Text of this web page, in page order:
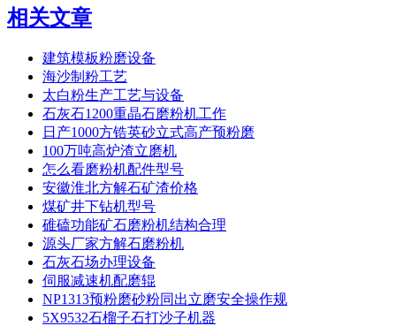
相关文章
建筑模板粉磨设备
海沙制粉工艺
太白粉生产工艺与设备
石灰石1200重晶石磨粉机工作
日产1000方锆英砂立式高产预粉磨
100万吨高炉渣立磨机
怎么看磨粉机配件型号
安徽淮北方解石矿渣价格
煤矿井下钻机型号
碓磕功能矿石磨粉机结构合理
源头厂家方解石磨粉机
石灰石场办理设备
伺服减速机配磨辊
NP1313预粉磨砂粉同出立磨安全操作规
5X9532石榴子石打沙子机器